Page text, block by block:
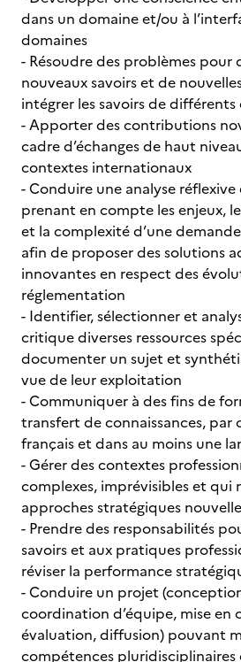
dans un domaine et/ou à
domaines
- Résoudre des problèmes pour
nouveaux savoirs et de
intégrer les savoirs de différents
- Apporter des contributions
cadre d’échanges de haut
contextes internationaux
- Conduire une analyse
prenant en compte les enjeux,
et la complexité d’une
afin de proposer des solutions
innovantes en respect des
réglementation
- Identifier, sélectionner et
critique diverses ressources
documenter un sujet et
vue de leur exploitation
- Communiquer à des fins de
transfert de connaissances, par
français et dans au moins une
- Gérer des contextes
complexes, imprévisibles et qui
approches stratégiques
- Prendre des responsabilités
savoirs et aux pratiques
réviser la performance
- Conduire un projet
coordination d’équipe, mise
évaluation, diffusion) pouvant
compétences pluridisciplinaires